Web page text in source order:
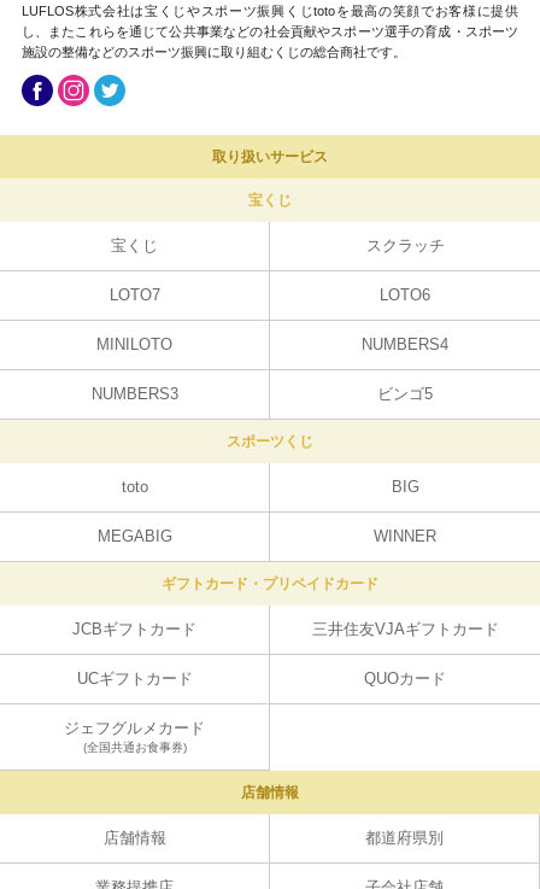
LUFLOS株式会社は宝くじやスポーツ振興くじtotoを最高の笑顔でお客様に提供
し、またこれらを通じて公共事業などの社会貢献やスポーツ選手の育成・スポーツ
施設の整備などのスポーツ振興に取り組むくじの総合商社です。
取り扱いサービス
宝くじ
宝くじ スクラッチ
LOTO7 LOTO6
MINILOTO NUMBERS4
NUMBERS3 ビンゴ5
スポーツくじ
toto BIG
MEGABIG WINNER
ギフトカード・プリペイドカード
JCBギフトカード 三井住友VJAギフトカード
UCギフトカード QUOカード
ジェフグルメカード
(全国共通お食事券)
店舗情報
店舗情報 都道府県別